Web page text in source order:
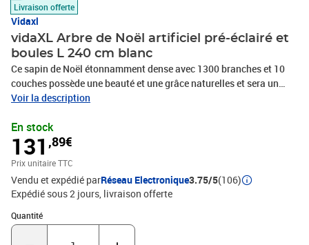
Livraison offerte
Vidaxl
vidaXL Arbre de Noël artificiel pré-éclairé et
boules L 240 cm blanc
Ce sapin de Noël étonnamment dense avec 1300 branches et 10
couches possède une beauté et une grâce naturelles et sera un
excellent ajout à vos décorations de fête. Les branches
place pour vos décorations de Noël, afin qu'accrocher vos
ornements préférés soit plus facile. Fabriqué en PVC de haute
qualité, ce sapin de Noël facile à ranger peut-être réutilisé chaque
année et il est adapté à un usage extérieur, ce qui en fait un choix
très économique comparé à un véritable arbre. Grâce à son pied
facile à enfoncer, cet arbre est facile à assembler mais aussi
durable. Ce sapin de Noël, d’une hauteur de 240 cm, sera idéal
pour créer une ambiance de Noël unique dans votre maison, jardin,
Voir la description
En stock
131 ,89€
Prix unitaire TTC
Vendu et expédié parRéseau Electronique3.75/5(106)
Expédié sous 2 jours livraison offerte
Quantité
Quantité : 1